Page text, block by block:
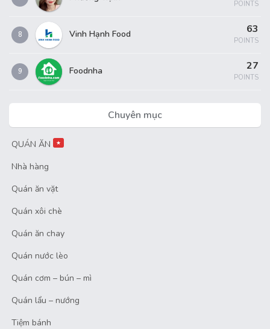
POINTS
8 Vinh Hạnh Food 63
POINTS
9 Foodnha 27
POINTS
Chuyên mục
QUÁN ĂN ★
Nhà hàng
Quán ăn vặt
Quán xôi chè
Quán ăn chay
Quán nước lèo
Quán cơm – bún – mì
Quán lẩu – nướng
Tiệm bánh